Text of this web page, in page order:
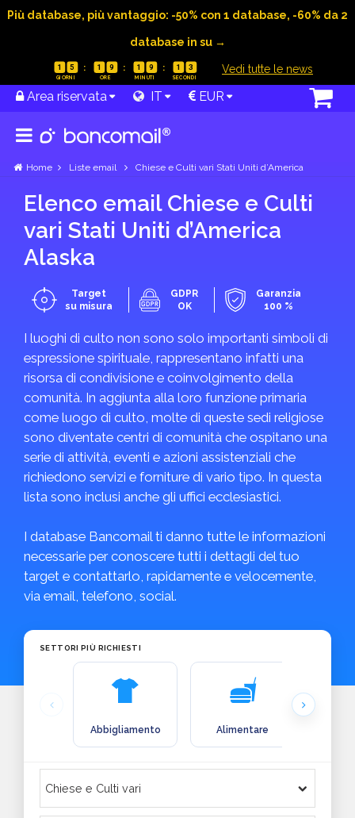
Più database, più vantaggio: -50% con 1 database, -60% da 2
database in su →
1 5 1 9 1 9 1 3 Vedi tutte le news
Area riservata IT EUR
Home Liste email Chiese e Culti vari Stati Uniti d’America
Elenco email Chiese e Culti
vari Stati Uniti d’America
Alaska
Target
su misura
GDPR
OK
Garanzia
100 %
I luoghi di culto non sono solo importanti simboli di
espressione spirituale, rappresentano infatti una
risorsa di condivisione e coinvolgimento della
comunità. In aggiunta alla loro funzione primaria
come luogo di culto, molte di queste sedi religiose
sono diventate centri di comunità che ospitano una
serie di attività, eventi e azioni assistenziali che
richiedono servizi e forniture di vario tipo. In questa
lista sono inclusi anche gli uffici ecclesiastici.
I database Bancomail ti danno tutte le informazioni
necessarie per conoscere tutti i dettagli del tuo
target e contattarlo, rapidamente e velocemente,
via email, telefono, social.
SETTORI PIÙ RICHIESTI
Abbigliamento Alimentare